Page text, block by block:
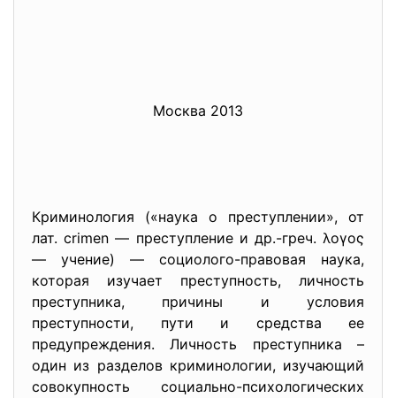
Москва 2013
Криминология («наука о преступлении», от
лат. crimen — преступление и др.-греч. λογος
— учение) — социолого-правовая наука,
которая изучает преступность, личность
преступника, причины и условия
преступности, пути и средства ее
предупреждения. Личность преступника –
один из разделов криминологии, изучающий
совокупность социально-психологических